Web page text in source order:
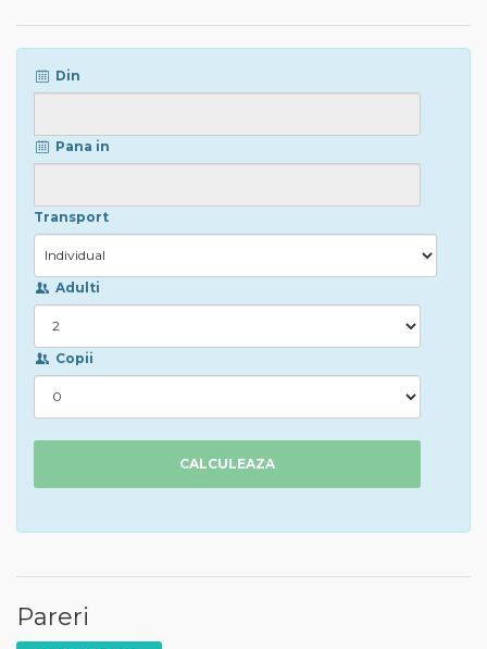
Din
Pana in
Transport
Adulti
Copii
CALCULEAZA
Pareri